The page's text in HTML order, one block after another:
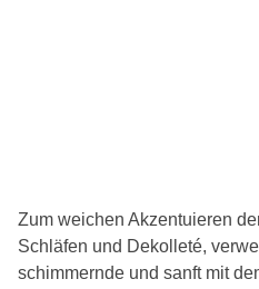
Zum weichen Akzentuieren
Schläfen und Dekolleté,
schimmernde und sanft mit